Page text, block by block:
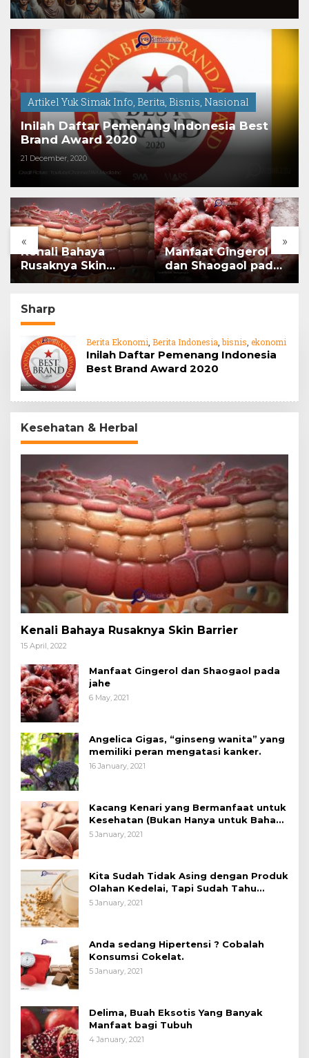
Artikel Yuk Simak Info, Berita, Bisnis, Nasional
Inilah Daftar Pemenang Indonesia Best
Brand Award 2020
21 December, 2020
« »
Kenali Bahaya
Rusaknya Skin
Barrier
Manfaat Gingerol
dan Shaogaol pada
Sharp
Berita Ekonomi Berita Indonesia ,bisnis ekonomi
Inilah Daftar Pemenang Indonesia
Best Brand Award 2020
Kesehatan & Herbal
Kenali Bahaya Rusaknya Skin Barrier
15 April, 2022
Manfaat Gingerol dan Shaogaol pada
jahe
6 May, 2021
Angelica Gigas, “ginseng wanita” yang
memiliki peran mengatasi kanker.
16 January, 2021
Kacang Kenari yang Bermanfaat untuk
Kesehatan (Bukan Hanya untuk Bahan
Kue)
5 January, 2021
Kita Sudah Tidak Asing dengan Produk
Olahan Kedelai, Tapi Sudah Tahu
Manfaatnya untuk Kesehatan?
5 January, 2021
Anda sedang Hipertensi ? Cobalah
Konsumsi Cokelat.
5 January, 2021
Delima, Buah Eksotis Yang Banyak
Manfaat bagi Tubuh
4 January, 2021